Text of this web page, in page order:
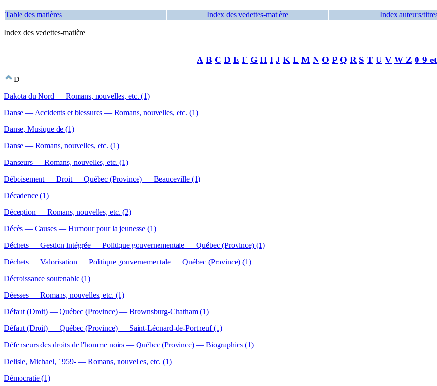
Table des matières Index des vedettes-matière Index auteurs/
Index des vedettes-matière
A B C D E F G H I J K L M N O P Q R S T U V W-Z 0-9
D
Dakota du Nord — Romans, nouvelles, etc. (1)
Danse — Accidents et blessures — Romans, nouvelles, etc. (1)
Danse, Musique de (1)
Danse — Romans, nouvelles, etc. (1)
Danseurs — Romans, nouvelles, etc. (1)
Déboisement — Droit — Québec (Province) — Beauceville (1)
Décadence (1)
Déception — Romans, nouvelles, etc. (2)
Décès — Causes — Humour pour la jeunesse (1)
Déchets — Gestion intégrée — Politique gouvernementale — Québec (Province) (1)
Déchets — Valorisation — Politique gouvernementale — Québec (Province) (1)
Décroissance soutenable (1)
Déesses — Romans, nouvelles, etc. (1)
Défaut (Droit) — Québec (Province) — Brownsburg-Chatham (1)
Défaut (Droit) — Québec (Province) — Saint-Léonard-de-Portneuf (1)
Défenseurs des droits de l'homme noirs — Québec (Province) — Biographies (1)
Delisle, Michael, 1959- — Romans, nouvelles, etc. (1)
Démocratie (1)